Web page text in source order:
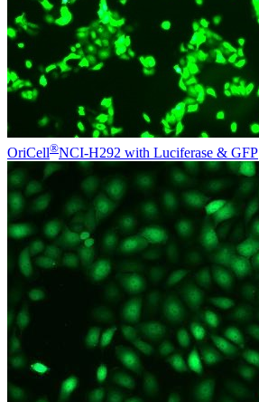
OriCell®NCI-H292 with Luciferase & GFP